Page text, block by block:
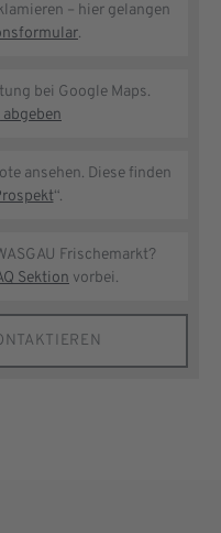
– hier gelangen
.
bei Google Maps.
ansehen. Diese finden
“.
Frischemarkt?
Sektion vorbei.